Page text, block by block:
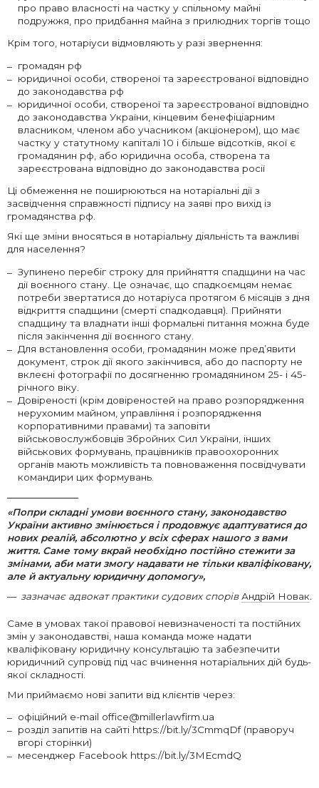
про право власності на частку у спільному майні
подружжя, про придбання майна з прилюдних торгів тощо
Крім того, нотаріуси відмовляють у разі звернення:
громадян рф
юридичної особи, створеної та зареєстрованої відповідно
до законодавства рф
юридичної особи, створеної та зареєстрованої відповідно
до законодавства України, кінцевим бенефіціарним
власником, членом або учасником (акціонером), що має
частку у статутному капіталі 10 і більше відсотків, якої є
громадянин рф, або юридична особа, створена та
зареєстрована відповідно до законодавства росії
Ці обмеження не поширюються на нотаріальні дії з
засвідчення справжності підпису на заяві про вихід із
громадянства рф.
Які ще зміни вносяться в нотаріальну діяльність та важливі
для населення?
Зупинено перебіг строку для прийняття спадщини на час
дії воєнного стану. Це означає, що спадкоємцям немає
потреби звертатися до нотаріуса протягом 6 місяців з дня
відкриття спадщини (смерті спадкодавця). Прийняти
спадщину та владнати інші формальні питання можна буде
після закінчення дії воєнного стану.
Для встановлення особи, громадянин може пред’явити
документ, строк дії якого закінчився, або до паспорту не
вклеєні фотографії по досягненню громадянином 25- і 45-
річного віку.
Довіреності (крім довіреностей на право розпорядження
нерухомим майном, управління і розпорядження
корпоративними правами) та заповіти
військовослужбовців Збройних Сил України, інших
військових формувань, працівників правоохоронних
органів мають можливість та повноваження посвідчувати
командири цих формувань.
«Попри складні умови воєнного стану, законодавство
України активно змінюється і продовжує адаптуватися до
нових реалій, абсолютно у всіх сферах нашого з вами
життя. Саме тому вкрай необхідно постійно стежити за
змінами, аби мати змогу надавати не тільки кваліфіковану,
але й актуальну юридичну допомогу»,
зазначає адвокат практики судових спорів Андрій Новак.
Саме в умовах такої правової невизначеності та постійних
змін у законодавстві, наша команда може надати
кваліфіковану юридичну консультацію та забезпечити
юридичний супровід під час вчинення нотаріальних дій будь-
якої складності.
Ми приймаємо нові запити від клієнтів через:
офіційний e-mail office@millerlawfirm.ua
розділ запитів на сайті https://bit.ly/3CmmqDf (праворуч
вгорі сторінки)
месенджер Facebook https://bit.ly/3MEcmdQ